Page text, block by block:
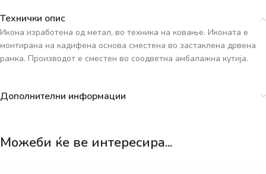
Технички опис
Икона изработена од метал, во техника на ковање. Иконата е
монтирана на кадифена основа сместена во застаклена дрвена
рамка. Производот е сместен во соодветна амбалажна кутија.
Дополнителни информации
Можеби ќе ве интересира...